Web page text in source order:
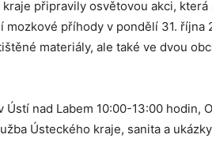
připravily osvětovou akci, která
příhody v pondělí 31. října
materiály, ale také ve dvou
nad Labem 10:00-13:00 hodin,
Ústeckého kraje, sanita a